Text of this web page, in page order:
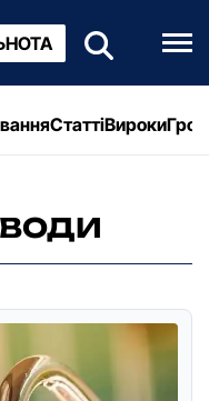
СтаттіВироки